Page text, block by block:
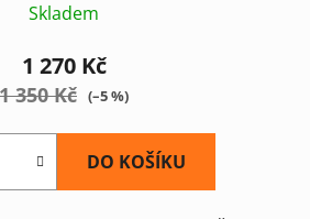
Skladem
1 270 Kč
1 350 Kč (–5 %)
DO KOŠÍKU